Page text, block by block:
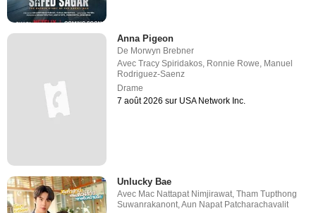
Anna Pigeon
De Morwyn Brebner
AvecTracy Spiridakos Ronnie Rowe Manuel
Rodriguez-Saenz
Drame
7 août 2026 sur USA Network Inc.
Unlucky Bae
Avec Mac Nattapat Nimjirawat,Tham Tupthong
Suwanrakanont,Aun Napat Patcharachavalit